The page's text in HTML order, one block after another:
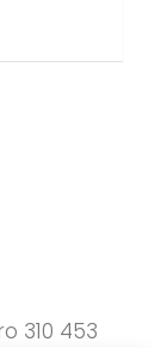
310 453